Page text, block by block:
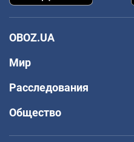
OBOZ.UA
Мир
Расследования
Общество